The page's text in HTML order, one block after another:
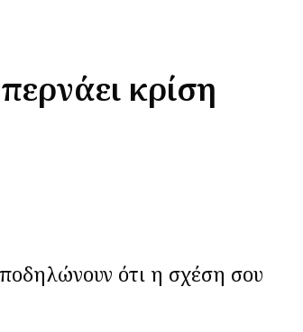
κρίση
ότι η σχέση σου